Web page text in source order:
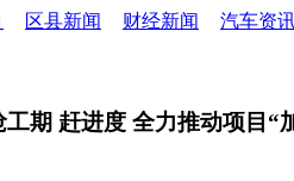
区县新闻 财经新闻
汽车资
期 赶进度 全力推动项目“